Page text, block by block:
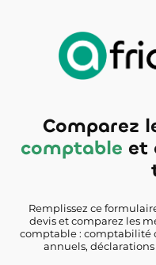
Comparez
comptable et
Remplissez ce
devis et comparez les
comptable : comptabilité
annuels, déclarations